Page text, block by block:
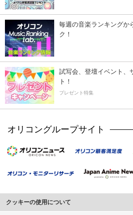
毎週の音楽ランキングか
ク！
試写会、登壇イベント、
ト！
プレゼント特集
オリコングループサイト
クッキーの使用について